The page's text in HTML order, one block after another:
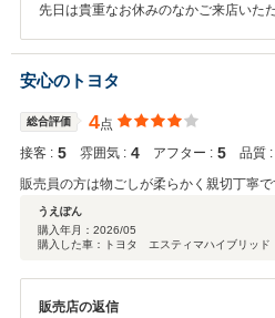
先日は貴重なお休みのなかご来店いた
ーサービスに関しても誠意をもってご
す。お客様にあったお車のご提案と、
引き続きさせていただきます。 今後と
いませ。宜しくお願い致します。
安心のトヨタ
総合評価 4点
接客 : 5 雰囲気 : 4 アフター : 5 品質 :
販売員の方は物ごしが柔らかく親切丁寧で
うえぽん
購入年月： 2026/05
購入した車：トヨタ エスティマハイブリッド
販売店の返信